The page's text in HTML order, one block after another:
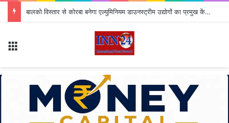
बालको विस्तार से कोरबा बनेगा एल्युमिनियम डाउनस्ट्रीम उद्योगों का प्रमुख केंद्र